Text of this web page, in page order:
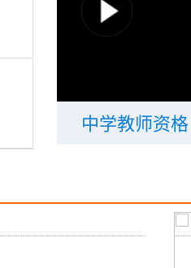
中学教师资格